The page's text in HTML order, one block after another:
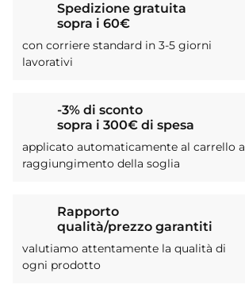
Spedizione gratuita
sopra i 60€
con corriere standard in 3-5 giorni
lavorativi
-3% di sconto
sopra i 300€ di spesa
applicato automaticamente al carrello
raggiungimento della soglia
Rapporto
qualità/prezzo garantiti
valutiamo attentamente la qualità di
ogni prodotto